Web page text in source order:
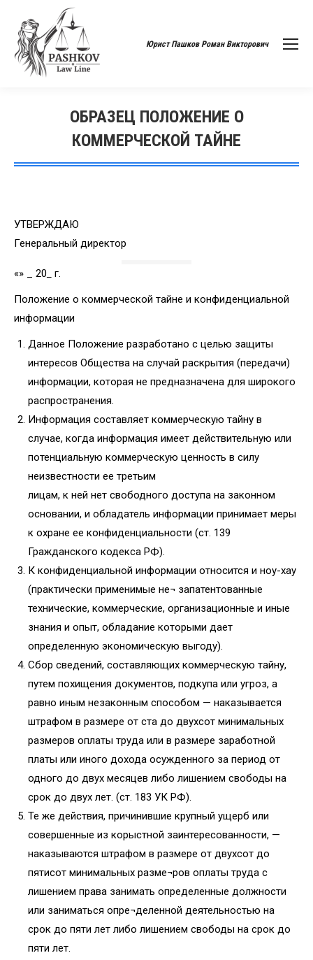
Юрист Пашков Роман Викторович
ОБРАЗЕЦ ПОЛОЖЕНИЕ О
КОММЕРЧЕСКОЙ ТАЙНЕ
Вы здесь:
УТВЕРЖДАЮ
Генеральный директор
«» _ 20 г.
Положение о коммерческой тайне и конфиденциальной
информации
Данное Положение разработано с целью защиты
интересов Общества на случай раскрытия (передачи)
информации, которая не предназначена для широкого
распространения.
Информация составляет коммерческую тайну в
случае, когда информация имеет действительную или
потенциальную коммерческую ценность в силу
неизвестности ее третьим
лицам, к ней нет свободного доступа на законном
основании, и обладатель информации принимает меры
к охране ее конфиденциальности (ст. 139
Гражданского кодекса РФ).
К конфиденциальной информации относится и ноу-хау
(практически применимые не¬ запатентованные
технические, коммерческие, организационные и иные
знания и опыт, обладание которыми дает
определенную экономическую выгоду).
Сбор сведений, составляющих коммерческую тайну,
путем похищения документов, подкупа или угроз, а
равно иным незаконным способом — наказывается
штрафом в размере от ста до двухсот минимальных
размеров оплаты труда или в размере заработной
платы или иного дохода осужденного за период от
одного до двух месяцев либо лишением свободы на
срок до двух лет. (ст. 183 УК РФ).
Те же действия, причинившие крупный ущерб или
совершенные из корыстной заинтересованности, —
наказываются штрафом в размере от двухсот до
пятисот минимальных разме¬ров оплаты труда с
лишением права занимать определенные должности
или заниматься опре¬деленной деятельностью на
срок до пяти лет либо лишением свободы на срок до
пяти лет.